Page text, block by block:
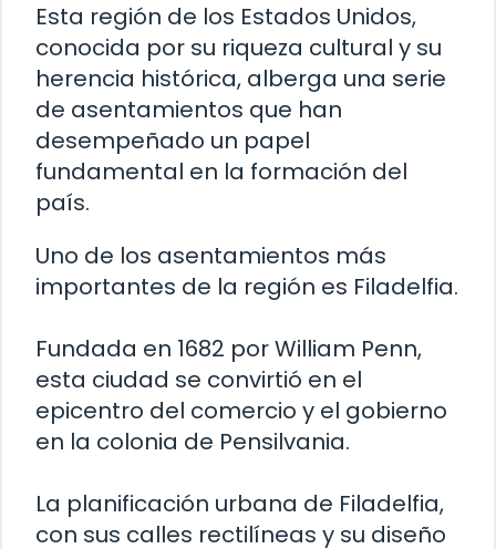
Esta región de los Estados Unidos,
conocida por su riqueza cultural y su
herencia histórica, alberga una serie
de asentamientos que han
desempeñado un papel
fundamental en la formación del
país.
Uno de los asentamientos más
importantes de la región es Filadelfia.
Fundada en 1682 por William Penn,
esta ciudad se convirtió en el
epicentro del comercio y el gobierno
en la colonia de Pensilvania.
La planificación urbana de Filadelfia,
con sus calles rectilíneas y su diseño